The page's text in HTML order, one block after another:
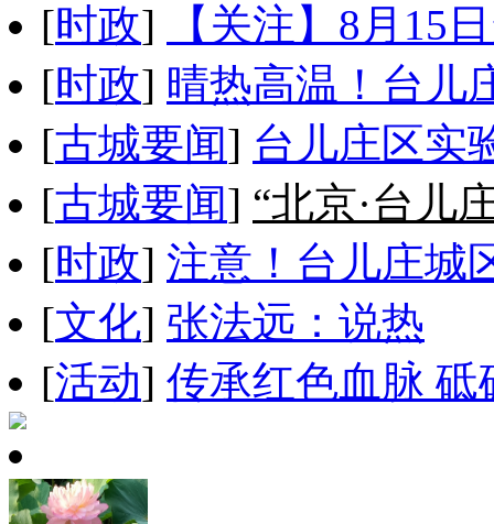
[时政]
【关注】8月15
[时政] 晴热高温！台儿
[古城要闻] 台儿庄区实
[古城要闻] “北京·台儿
[时政] 注意！台儿庄城
[文化] 张法远：说热
[活动] 传承红色血脉